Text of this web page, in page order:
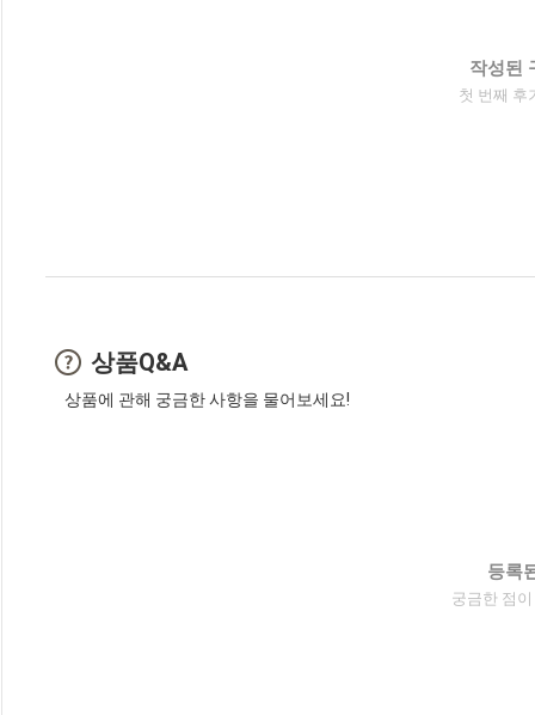
작성된
첫 번째 후
상품Q&A
상품에 관해 궁금한 사항을 물어보세요!
등록
궁금한 점